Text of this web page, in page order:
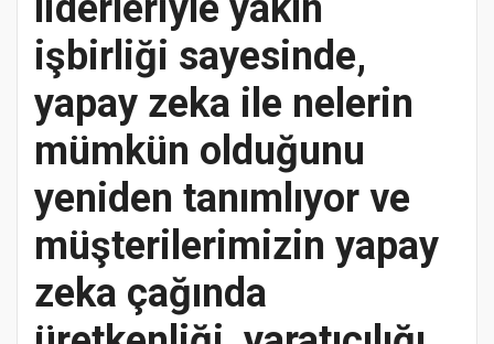
işbirliği sayesinde,
yapay zeka ile nelerin
mümkün olduğunu
yeniden tanımlıyor ve
müşterilerimizin yapay
zeka çağında